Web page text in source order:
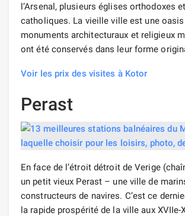
l’Arsenal, plusieurs églises orthodoxes
catholiques. La vieille ville est une
monuments architecturaux et religieux
ont été conservés dans leur forme
Voir les prix des visites à Kotor
Perast
En face de l’étroit détroit de Verige
un petit vieux Perast – une ville de
constructeurs de navires. C’est ce
la rapide prospérité de la ville aux XVIIe-